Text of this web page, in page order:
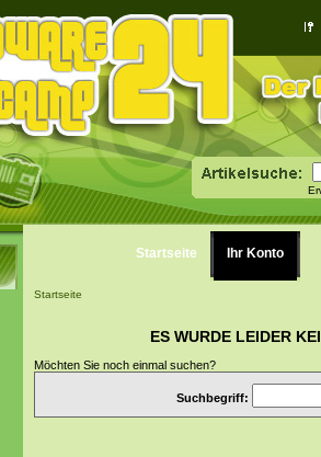
Startseite Ihr Konto
Startseite
ES WURDE LEIDER
Möchten Sie noch einmal suchen?
Suchbegriff: